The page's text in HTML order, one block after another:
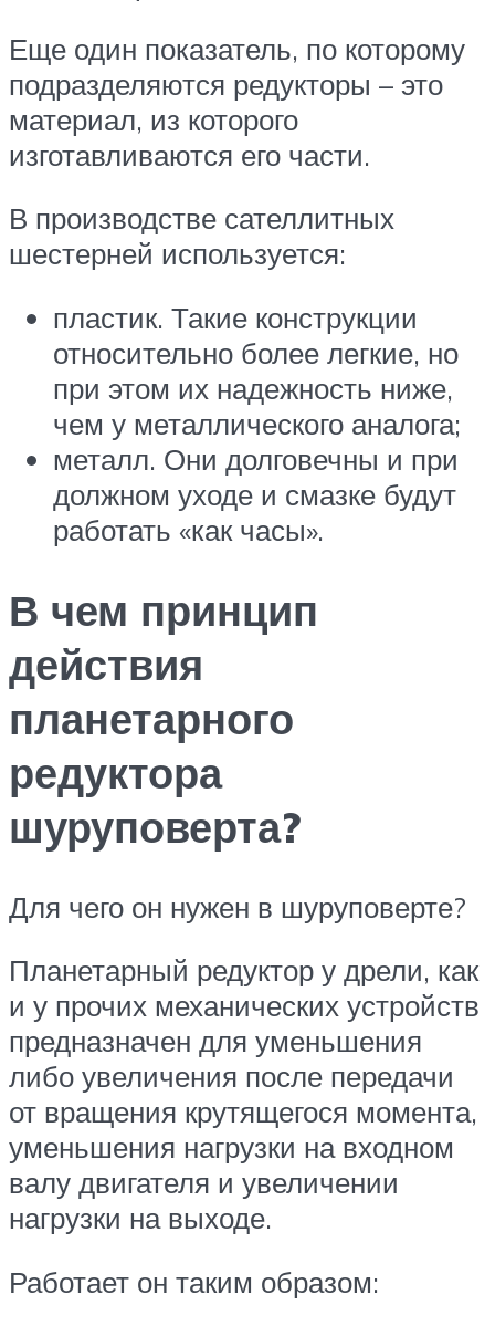
Еще один показатель, по которому
подразделяются редукторы – это
материал, из которого
изготавливаются его части.
В производстве сателлитных
шестерней используется:
пластик. Такие конструкции
относительно более легкие, но
при этом их надежность ниже,
чем у металлического аналога;
металл. Они долговечны и при
должном уходе и смазке будут
работать «как часы».
В чем принцип
действия
планетарного
редуктора
шуруповерта?
Для чего он нужен в шуруповерте?
Планетарный редуктор у дрели, как
и у прочих механических устройств
предназначен для уменьшения
либо увеличения после передачи
от вращения крутящегося момента,
уменьшения нагрузки на входном
валу двигателя и увеличении
нагрузки на выходе.
Работает он таким образом: